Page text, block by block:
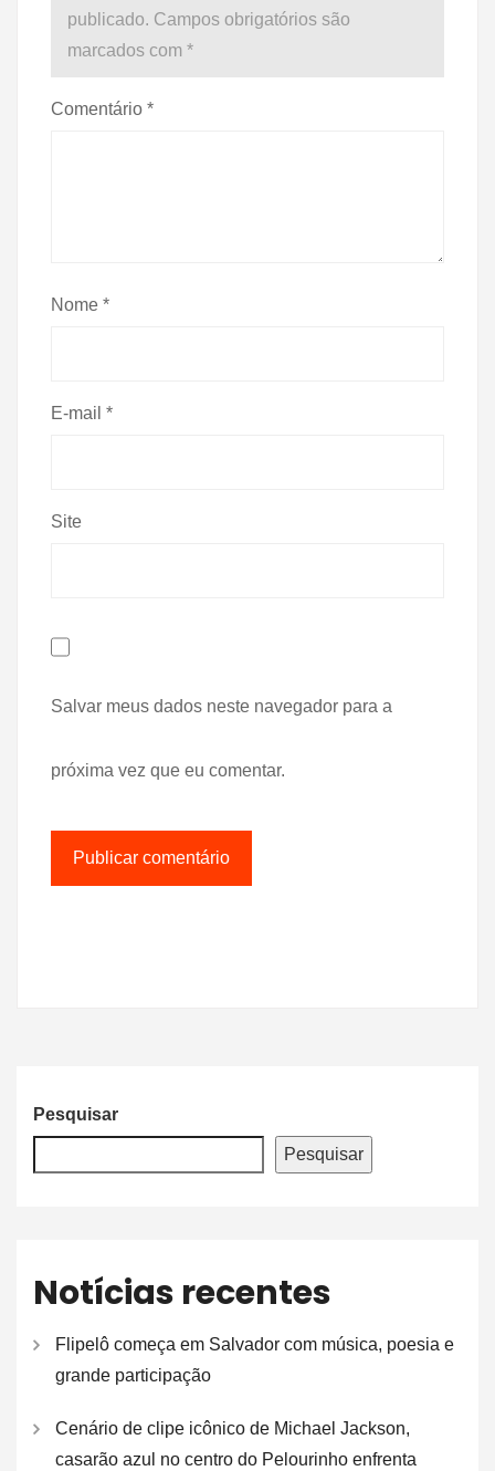
publicado. Campos obrigatórios são
marcados com *
Comentário *
Nome *
E-mail *
Site
Salvar meus dados neste navegador para a
próxima vez que eu comentar.
Pesquisar
Pesquisar
Notícias recentes
Flipelô começa em Salvador com música, poesia e
grande participação
Cenário de clipe icônico de Michael Jackson,
casarão azul no centro do Pelourinho enfrenta